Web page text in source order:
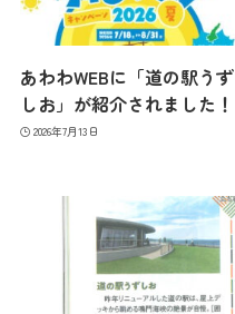
あわわWEBに「道の駅うず
しお」が紹介されました！
2026年7月13日